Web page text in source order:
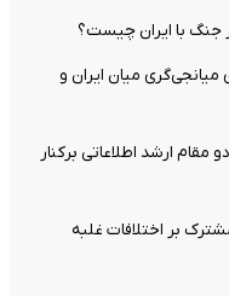
جنگ با ایران چیست؟
میان ایران و
ارشد اطلاعاتی برکنار
بر اختلافات غلبه